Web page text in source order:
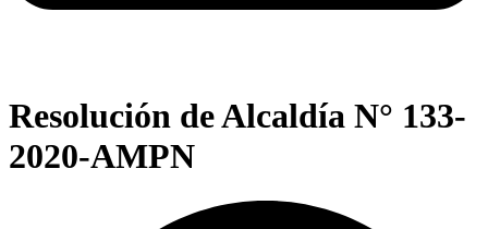
Resolución de Alcaldía N° 133-
2020-AMPN